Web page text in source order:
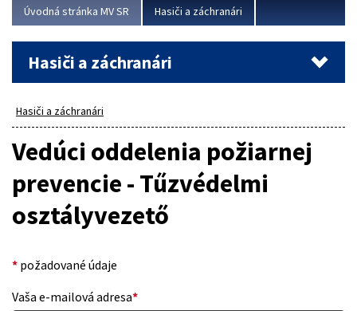
Úvodná stránka MV SR Hasiči a záchranári
Hasiči a záchranári
Hasiči a záchranári
Vedúci oddelenia požiarnej
prevencie - Tűzvédelmi
osztályvezető
* požadované údaje
Vaša e-mailová adresa*